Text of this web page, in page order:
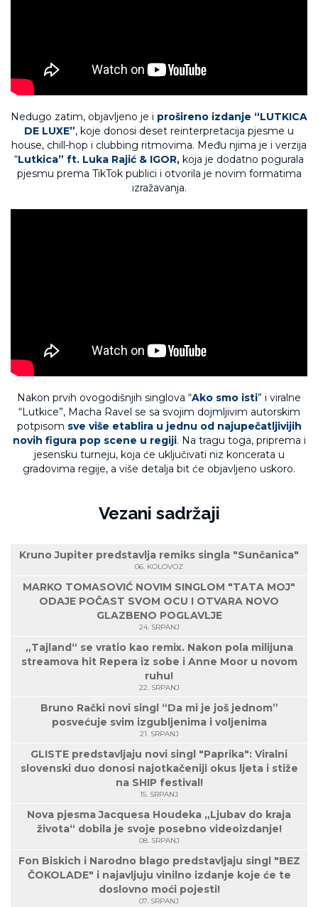
Nedugo zatim, objavljeno je i prošireno izdanje “LUTKICA
DE LUXE”, koje donosi deset reinterpretacija pjesme u
house, chill-hop i clubbing ritmovima. Među njima je i verzija
“Lutkica” ft. Luka Rajić & IGOR, koja je dodatno pogurala
pjesmu prema TikTok publici i otvorila je novim formatima
izražavanja.
Nakon prvih ovogodišnjih singlova “Ako smo isti” i viralne
“Lutkice”, Macha Ravel se sa svojim dojmljivim autorskim
potpisom sve više etablira u jednu od najupečatljivijih
novih figura pop scene u regiji. Na tragu toga, priprema i
jesensku turneju, koja će uključivati niz koncerata u
gradovima regije, a više detalja bit će objavljeno uskoro.
Vezani sadržaji
Kruno Jupiter predstavlja remiks singla "Sunčanica"
06. KOLOVOZ
MARKO TOMASOVIĆ NOVIM SINGLOM "TATA MOJ"
ODAJE POČAST SVOM OCU I OTVARA NOVO
GLAZBENO POGLAVLJE
24. SRPANJ
„Tajland“ se vratio kao remix. Nakon pola milijuna
streamova hit Repera iz sobe i Anne Moor u novom
ruhu!
22. SRPANJ
Bruno Rački novi singl “Da mi je još jednom”
posvećuje svim izgubljenima i voljenima
21. SRPANJ
GLISTE predstavljaju novi singl "Paprika": Viralni
slovenski duo donosi najotkačeniji okus ljeta i stiže
na SHIP festival!
15. SRPANJ
Nova pjesma Jacquesa Houdeka „Ljubav do kraja
života“ dobila je svoje posebno videoizdanje!
08. SRPANJ
Fon Biskich i Narodno blago predstavljaju singl "BEZ
ČOKOLADE" i najavljuju vinilno izdanje koje će te
doslovno moći pojesti!
07. SRPANJ